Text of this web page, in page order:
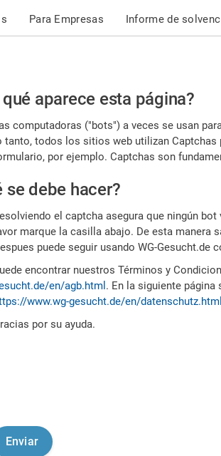
Para Empresas Informe de
aparece esta página?
computadoras ("bots") a veces se usan
tanto, todos los sitios web utilizan
por ejemplo. Captchas son
se debe hacer?
el captcha asegura que ningún
marque la casilla abajo. De esta manera
puede seguir usando WG-Gesucht.de
encontrar nuestros Términos y
en/agb.html . En la siguiente
www.wg-gesucht.de/en/datenschutz.html
por su ayuda.